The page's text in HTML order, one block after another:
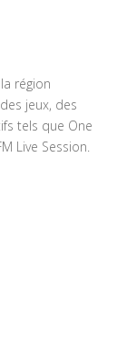
région
jeux, des
tels que One
Live Session.